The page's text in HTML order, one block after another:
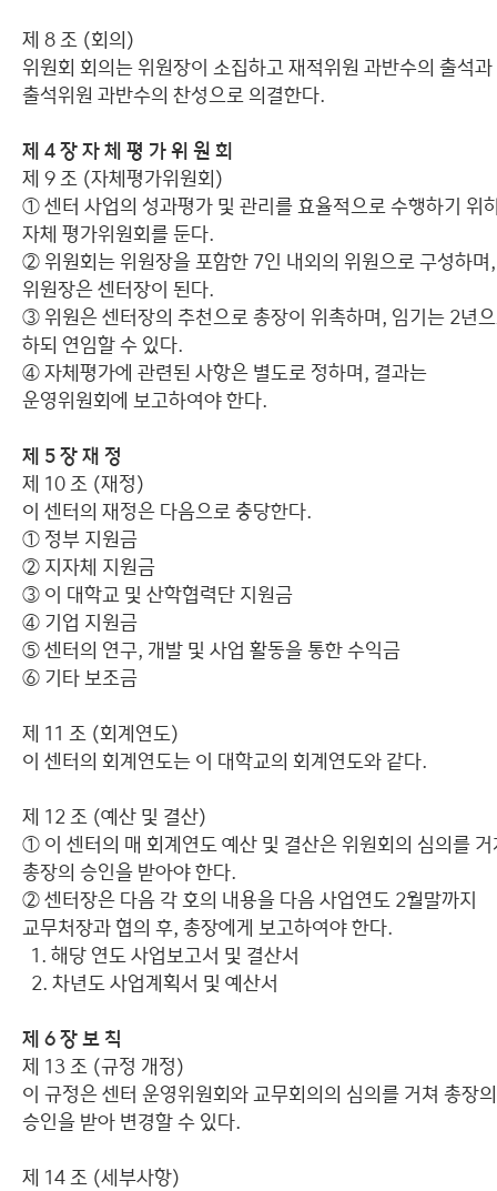
제 8 조 (회의)
위원회 회의는 위원장이 소집하고 재적위원 과반수의 출석과
출석위원 과반수의 찬성으로 의결한다.
제 4 장 자 체 평 가 위 원 회
제 9 조 (자체평가위원회)
① 센터 사업의 성과평가 및 관리를 효율적으로 수행하기 위
자체 평가위원회를 둔다.
② 위원회는 위원장을 포함한 7인 내외의 위원으로 구성하며,
위원장은 센터장이 된다.
③ 위원은 센터장의 추천으로 총장이 위촉하며, 임기는 2년
하되 연임할 수 있다.
④ 자체평가에 관련된 사항은 별도로 정하며, 결과는
운영위원회에 보고하여야 한다.
제 5 장 재 정
제 10 조 (재정)
이 센터의 재정은 다음으로 충당한다.
① 정부 지원금
② 지자체 지원금
③ 이 대학교 및 산학협력단 지원금
④ 기업 지원금
⑤ 센터의 연구, 개발 및 사업 활동을 통한 수익금
⑥ 기타 보조금
제 11 조 (회계연도)
이 센터의 회계연도는 이 대학교의 회계연도와 같다.
제 12 조 (예산 및 결산)
① 이 센터의 매 회계연도 예산 및 결산은 위원회의 심의를
총장의 승인을 받아야 한다.
② 센터장은 다음 각 호의 내용을 다음 사업연도 2월말까지
교무처장과 협의 후, 총장에게 보고하여야 한다.
1. 해당 연도 사업보고서 및 결산서
2. 차년도 사업계획서 및 예산서
제 6 장 보 칙
제 13 조 (규정 개정)
이 규정은 센터 운영위원회와 교무회의의 심의를 거쳐 총장의
승인을 받아 변경할 수 있다.
제 14 조 (세부사항)